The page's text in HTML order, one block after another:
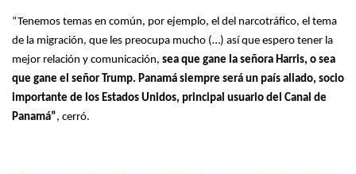
“Tenemos temas en común, por ejemplo, el del narcotráfico, el tema
de la migración, que les preocupa mucho (…) así que espero tener la
mejor relación y comunicación, sea que gane la señora Harris, o sea
que gane el señor Trump. Panamá siempre será un país aliado, socio
importante de los Estados Unidos, principal usuario del Canal de
Panamá”, cerró.